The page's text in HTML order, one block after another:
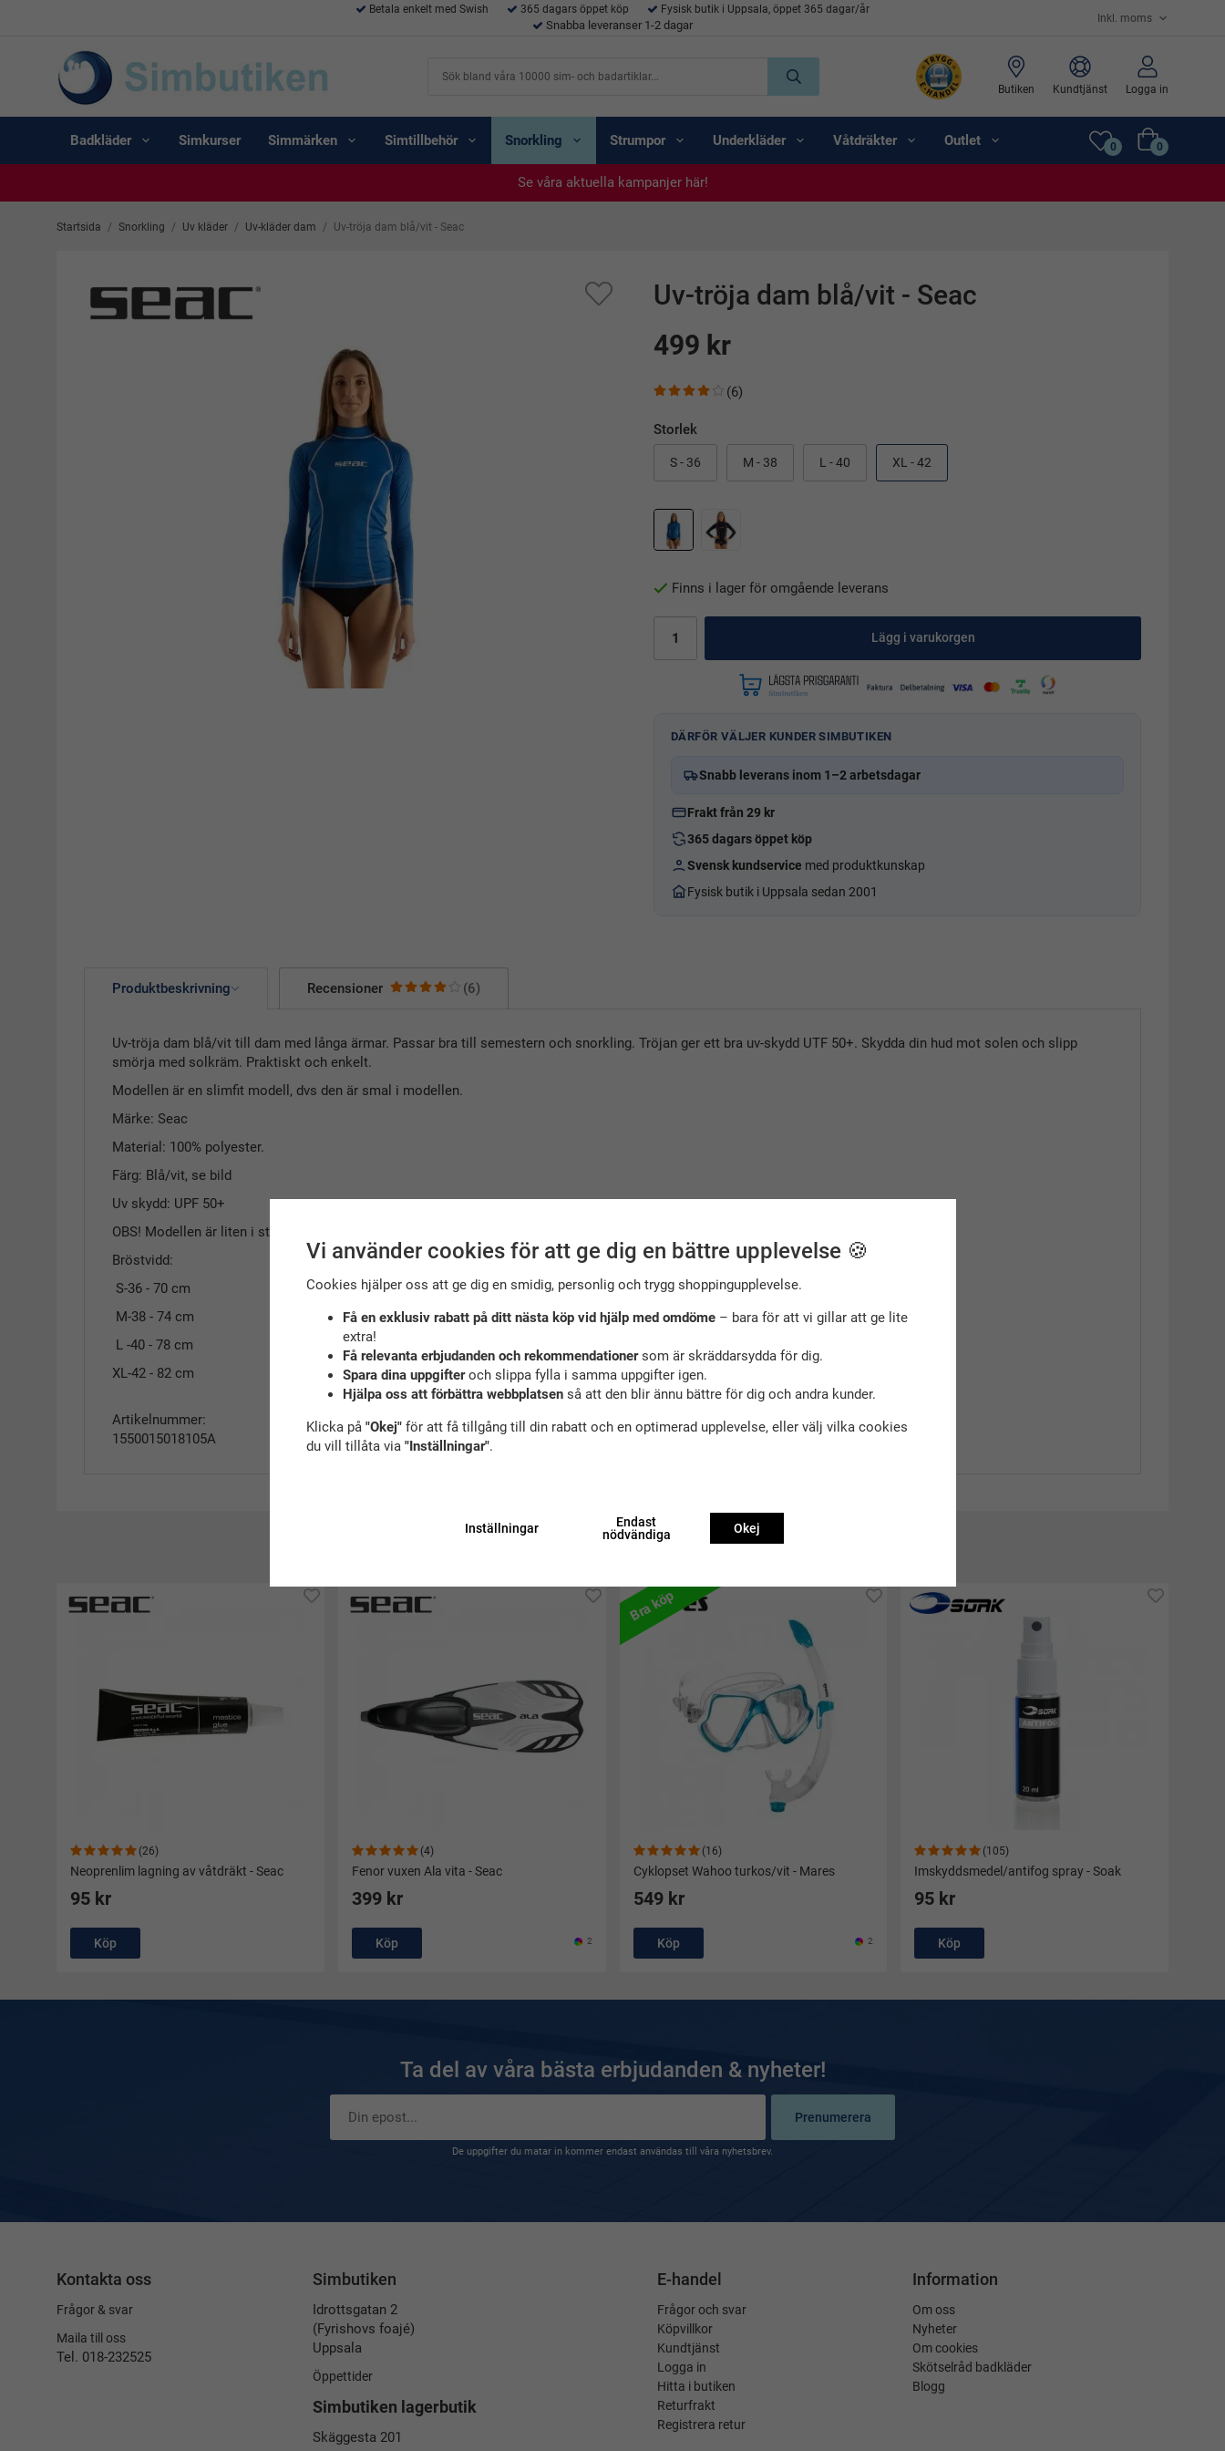
Betala enkelt med Swish 365 dagars öppet köp Fysisk butik i Uppsala, öppet 365 dagar/år
Snabba leveranser 1-2 dagar
Butiken Kundtjänst Logga in
Badkläder Simkurser Simmärken Simtillbehör Snorkling Strumpor Underkläder Våtdräkter Outlet 0 0
Se våra aktuella kampanjer här!
Se våra aktuella kampanjer här!
Se våra aktuella kampanjer här!
Se våra aktuella kampanjer här!
Startsida / Snorkling / Uv kläder / Uv-kläder dam / Uv-tröja dam blå/vit - Seac
Uv-tröja dam blå/vit - Seac
499 kr
(6)
Storlek
S - 36 M - 38 L - 40 XL - 42
Finns i lager för omgående leverans
Lägg i varukorgen
DÄRFÖR VÄLJER KUNDER SIMBUTIKEN
Snabb leverans inom 1–2 arbetsdagar
Frakt från 29 kr
365 dagars öppet köp
Svensk kundservice med produktkunskap
Fysisk butik i Uppsala sedan 2001
Produktbeskrivning Recensioner (6)
Uv-tröja dam blå/vit till dam med långa ärmar. Passar bra till semestern och snorkling. Tröjan ger ett bra uv-skydd UTF 50+. Skydda din hud mot solen och slipp
smörja med solkräm. Praktiskt och enkelt.
Modellen är en slimfit modell, dvs den är smal i modellen.
Märke: Seac
Material: 100% polyester.
Färg: Blå/vit, se bild
Uv skydd: UPF 50+
OBS! Modellen är liten i storleken.
Bröstvidd:
S-36 - 70 cm
M-38 - 74 cm
L -40 - 78 cm
XL-42 - 82 cm
Artikelnummer:
1550015018105A
(26)
Neoprenlim lagning av våtdräkt - Seac
95 kr
Köp
(4)
Fenor vuxen Ala vita - Seac
399 kr
Köp 2
(16)
Cyklopset Wahoo turkos/vit - Mares
Bra köp
549 kr
Köp 2
(105)
Imskyddsmedel/antifog spray - Soak
95 kr
Köp
Ta del av våra bästa erbjudanden & nyheter!
Prenumerera
De uppgifter du matar in kommer endast användas till våra nyhetsbrev.
Kontakta oss
Frågor & svar
Maila till oss
Tel. 018-232525
Simbutiken
Idrottsgatan 2
(Fyrishovs foajé)
Uppsala
Öppettider
Simbutiken lagerbutik
Skäggesta 201
E-handel
Frågor och svar
Köpvillkor
Kundtjänst
Logga in
Hitta i butiken
Returfrakt
Registrera retur
Information
Om oss
Nyheter
Om cookies
Skötselråd badkläder
Blogg
Vi använder cookies för att ge dig en bättre upplevelse 🍪
Cookies hjälper oss att ge dig en smidig, personlig och trygg shoppingupplevelse.
Få en exklusiv rabatt på ditt nästa köp vid hjälp med omdöme– bara för att vi gillar att ge lite
extra!
Få relevanta erbjudanden och rekommendationersom är skräddarsydda för dig.
Spara dina uppgifteroch slippa fylla i samma uppgifter igen.
Hjälpa oss att förbättra webbplatsenså att den blir ännu bättre för dig och andra kunder.
Klicka på "Okej"för att få tillgång till din rabatt och en optimerad upplevelse, eller välj vilka cookies
du vill tillåta via "Inställningar".
Inställningar
Endast
nödvändiga
Okej